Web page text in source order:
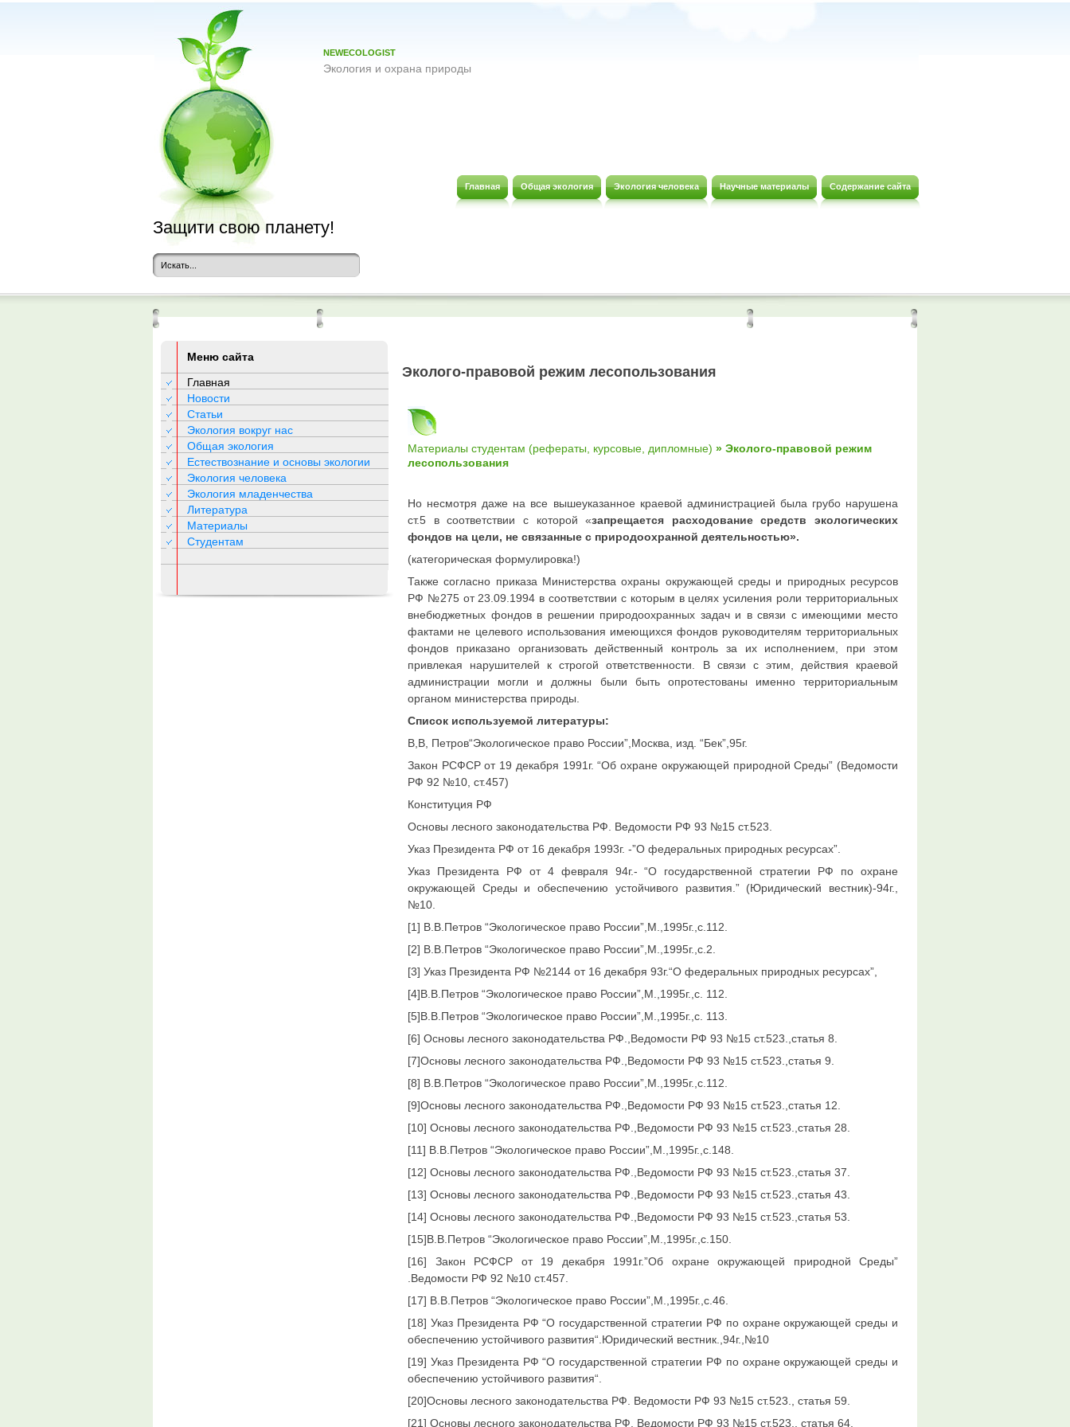
NEWECOLOGIST
Экология и охрана природы
Главная Общая экология Экология человека Научные материалы Содержание сайта
Защити свою планету!
Меню сайта
Главная
Новости
Статьи
Экология вокруг нас
Общая экология
Естествознание и основы экологии
Экология человека
Экология младенчества
Литература
Материалы
Студентам
Эколого-правовой режим лесопользования
Материалы студентам (рефераты, курсовые, дипломные) » Эколого-правовой режим
лесопользования
Но несмотря даже на все вышеуказанное краевой администрацией была грубо нарушена
ст.5 в соответствии с которой «запрещается расходование средств экологических
фондов на цели, не связанные с природоохранной деятельностью».
(категорическая формулировка!)
Также согласно приказа Министерства охраны окружающей среды и природных ресурсов
РФ №275 от 23.09.1994 в соответствии с которым в целях усиления роли территориальных
внебюджетных фондов в решении природоохранных задач и в связи с имеющими место
фактами не целевого использования имеющихся фондов руководителям территориальных
фондов приказано организовать действенный контроль за их исполнением, при этом
привлекая нарушителей к строгой ответственности. В связи с этим, действия краевой
администрации могли и должны были быть опротестованы именно территориальным
органом министерства природы.
Список используемой литературы:
В,В, Петров“Экологическое право России”,Москва, изд. “Бек”,95г.
Закон РСФСР от 19 декабря 1991г. “Об охране окружающей природной Среды” (Ведомости
РФ 92 №10, ст.457)
Конституция РФ
Основы лесного законодательства РФ. Ведомости РФ 93 №15 ст.523.
Указ Президента РФ от 16 декабря 1993г. -”О федеральных природных ресурсах”.
Указ Президента РФ от 4 февраля 94г.- “О государственной стратегии РФ по охране
окружающей Среды и обеспечению устойчивого развития.” (Юридический вестник)-94г.,
№10.
[1] В.В.Петров “Экологическое право России”,М.,1995г.,с.112.
[2] В.В.Петров “Экологическое право России”,М.,1995г.,с.2.
[3] Указ Президента РФ №2144 от 16 декабря 93г.“О федеральных природных ресурсах”,
[4]В.В.Петров “Экологическое право России”,М.,1995г.,с. 112.
[5]В.В.Петров “Экологическое право России”,М.,1995г.,с. 113.
[6] Основы лесного законодательства РФ.,Ведомости РФ 93 №15 ст.523.,статья 8.
[7]Основы лесного законодательства РФ.,Ведомости РФ 93 №15 ст.523.,статья 9.
[8] В.В.Петров “Экологическое право России”,М.,1995г.,с.112.
[9]Основы лесного законодательства РФ.,Ведомости РФ 93 №15 ст.523.,статья 12.
[10] Основы лесного законодательства РФ.,Ведомости РФ 93 №15 ст.523.,статья 28.
[11] В.В.Петров “Экологическое право России”,М.,1995г.,с.148.
[12] Основы лесного законодательства РФ.,Ведомости РФ 93 №15 ст.523.,статья 37.
[13] Основы лесного законодательства РФ.,Ведомости РФ 93 №15 ст.523.,статья 43.
[14] Основы лесного законодательства РФ.,Ведомости РФ 93 №15 ст.523.,статья 53.
[15]В.В.Петров “Экологическое право России”,М.,1995г.,с.150.
[16] Закон РСФСР от 19 декабря 1991г.”Об охране окружающей природной Среды”
.Ведомости РФ 92 №10 ст.457.
[17] В.В.Петров “Экологическое право России”,М.,1995г.,с.46.
[18] Указ Президента РФ “О государственной стратегии РФ по охране окружающей среды и
обеспечению устойчивого развития“.Юридический вестник.,94г.,№10
[19] Указ Президента РФ “О государственной стратегии РФ по охране окружающей среды и
обеспечению устойчивого развития“.
[20]Основы лесного законодательства РФ. Ведомости РФ 93 №15 ст.523., статья 59.
[21] Основы лесного законодательства РФ. Ведомости РФ 93 №15 ст.523., статья 64.